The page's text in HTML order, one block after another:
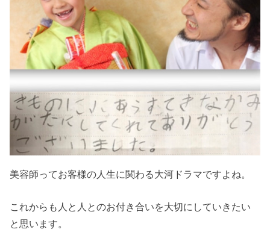
美容師ってお客様の人生に関わる大河ドラマですよね。
これからも人と人とのお付き合いを大切にしていきたい
と思います。